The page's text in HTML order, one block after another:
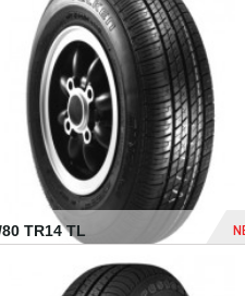
TR14 TL